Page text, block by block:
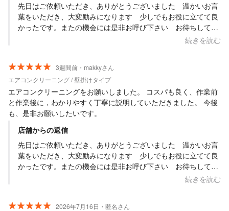
先日はご依頼いただき、ありがとうございました 温かいお言
葉をいただき、大変励みになります 少しでもお役に立てて良
かったです。またの機会には是非お呼び下さい お待ちしてい
続きを読む
3週間前・makkyさん
エアコンクリーニング / 壁掛けタイプ
エアコンクリーニングをお願いしました。 コスパも良く、作業前
と作業後に，わかりやすく丁寧に説明していただきました。 今後
も、是非お願いしたいです。
店舗からの返信
先日はご依頼いただき、ありがとうございました 温かいお言
葉をいただき、大変励みになります 少しでもお役に立てて良
かったです。またの機会には是非お呼び下さい お待ちしてい
続きを読む
2026年7月16日・匿名さん